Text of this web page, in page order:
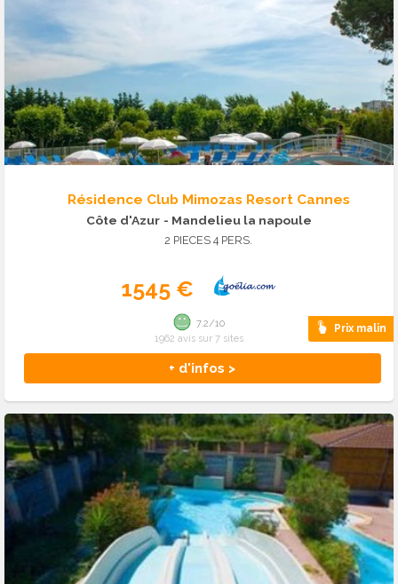
Résidence Club Mimozas Resort Cannes
Côte d'Azur - Mandelieu la napoule
2 PIECES 4 PERS.
1545 €
Prix malin
+ d'infos >
7.2/10
1962 avis sur 7 sites